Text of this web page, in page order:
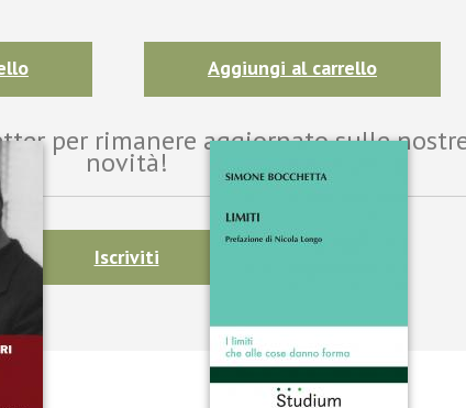
Aggiungi al carrello
per rimanere aggiornato sulle
novità!
Iscriviti